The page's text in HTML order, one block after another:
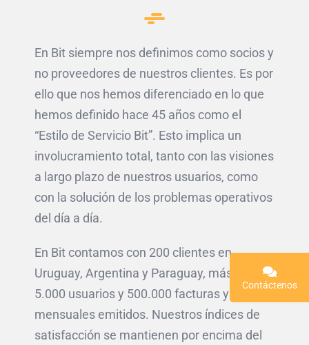
Contáctenos
En Bit siempre nos definimos como socios y
no proveedores de nuestros clientes. Es por
ello que nos hemos diferenciado en lo que
hemos definido hace 45 años como el
“Estilo de Servicio Bit”. Esto implica un
involucramiento total, tanto con las visiones
a largo plazo de nuestros usuarios, como
con la solución de los problemas operativos
del día a día.
En Bit contamos con 200 clientes en
Uruguay, Argentina y Paraguay, más de
5.000 usuarios y 500.000 facturas y tickets
mensuales emitidos. Nuestros índices de
satisfacción se mantienen por encima del